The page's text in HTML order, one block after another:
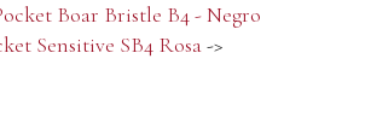
Boar Bristle B4 - Negro
Sensitive SB4 Rosa->